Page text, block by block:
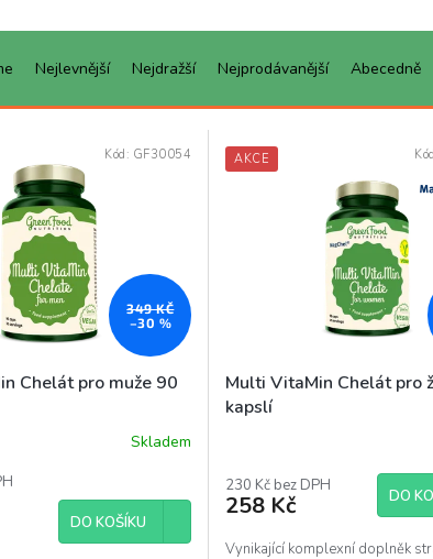
Nejlevnější Nejdražší Nejprodávanější Abecedně
349 KČ
–30 %
Chelát pro muže 90
Skladem
DO KOŠÍKU
Kód: GF30054 AKCE
Multi VitaMin Chelát pro
kapslí
230 Kč bez DPH
258 Kč DO
Vynikající komplexní doplněk